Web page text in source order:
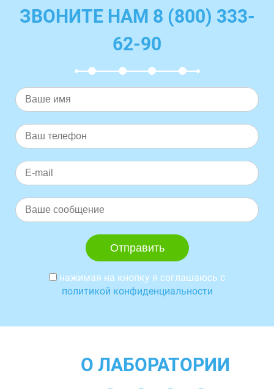
ЗВОНИТЕ НАМ 8 (800) 333-
62-90
нажимая на кнопку я соглашаюсь с
политикой конфиденциальности
О ЛАБОРАТОРИИ